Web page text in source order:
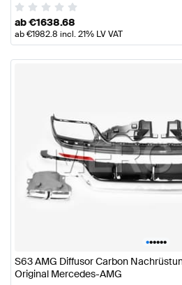
ab€1638.68
ab€1982.8 incl. 21% LV VAT
••••••
S63 AMG Diffusor Carbon
Original Mercedes-AMG